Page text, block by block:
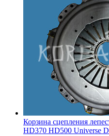
Корзина сцепления
HD370 HD500 Universe